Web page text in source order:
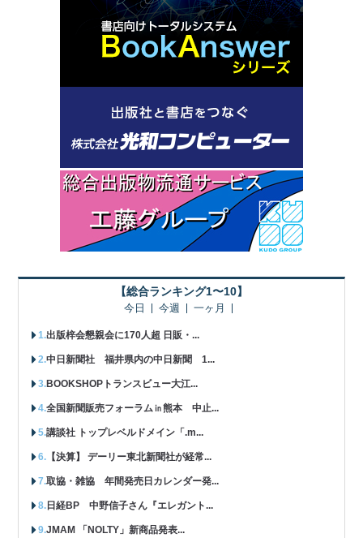
【総合ランキング1〜10】
今日 今週 一ヶ月
出版梓会懇親会に170人超 日販・...
中日新聞社 福井県内の中日新聞 1...
BOOKSHOPトランスビュー大江...
全国新聞販売フォーラム㏌熊本 中止...
講談社 トップレベルドメイン「.m...
【決算】 デーリー東北新聞社が経常...
取協・雑協 年間発売日カレンダー発...
日経BP 中野信子さん『エレガント...
JMAM 「NOLTY」新商品発表...